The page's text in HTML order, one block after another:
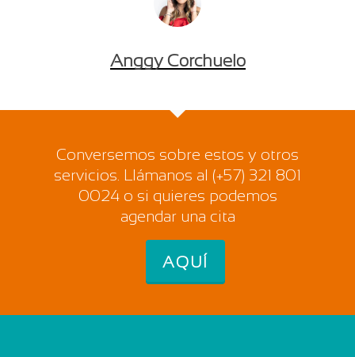
Anggy Corchuelo
Conversemos sobre estos y otros
servicios. Llámanos al (+57) 321 801
0024 o si quieres podemos
agendar una cita
AQUÍ